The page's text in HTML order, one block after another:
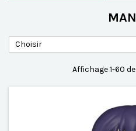
Choisir
Affichage 1-60